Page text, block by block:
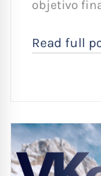
objetivo
Read full